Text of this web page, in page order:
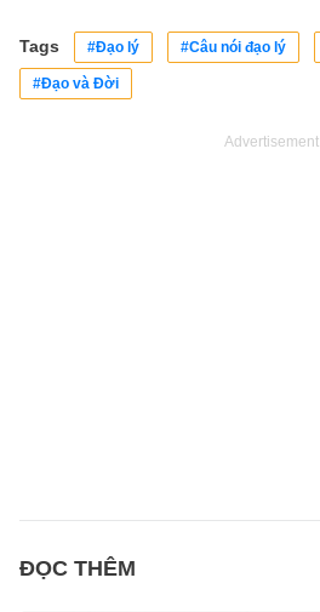
Tags #Đạo lý #Câu nói đạo lý
#Đạo và Đời
Advertisement
ĐỌC THÊM